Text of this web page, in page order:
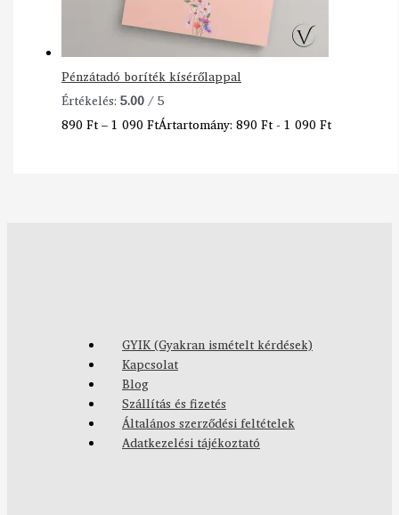
Pénzátadó boríték kísérőlappal
Értékelés:5.00/ 5
890Ft–1 090FtÁrtartomány: 890 Ft - 1 090 Ft
GYIK (Gyakran ismételt kérdések)
Kapcsolat
Blog
Szállítás és fizetés
Általános szerződési feltételek
Adatkezelési tájékoztató